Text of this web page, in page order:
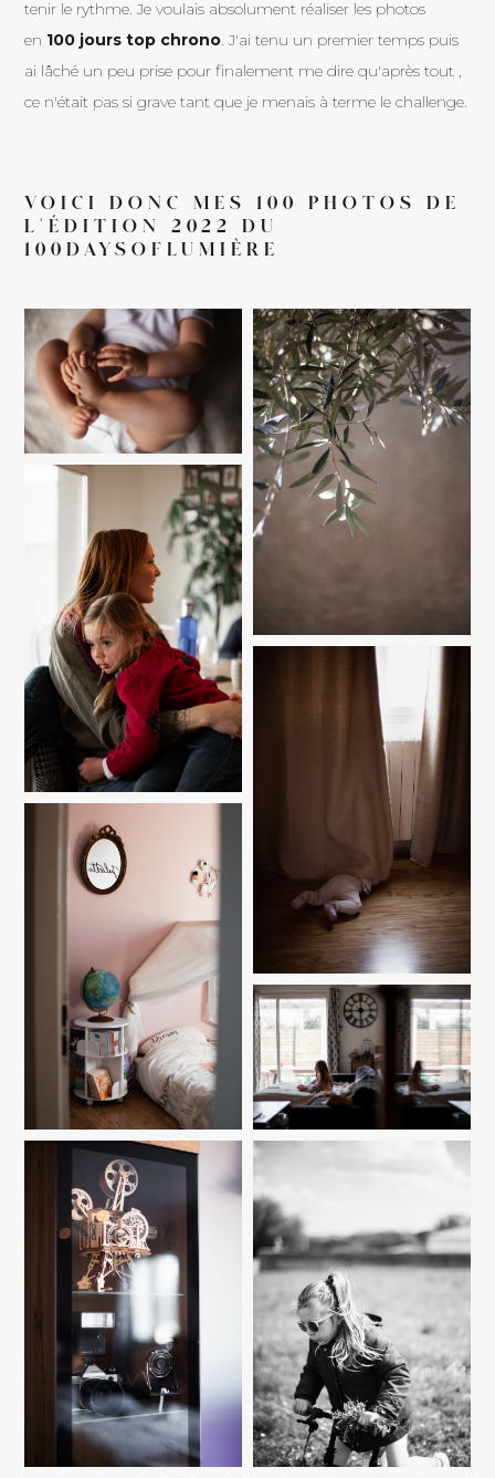
tenir le rythme. Je voulais absolument réaliser les photos
en 100 jours top chrono. J'ai tenu un premier temps puis
ai lâché un peu prise pour finalement me dire qu'après tout ,
ce n'était pas si grave tant que je menais à terme le challenge.
VOICI DONC MES 100 PHOTOS DE
L'ÉDITION 2022 DU
100DAYSOFLUMIÈRE